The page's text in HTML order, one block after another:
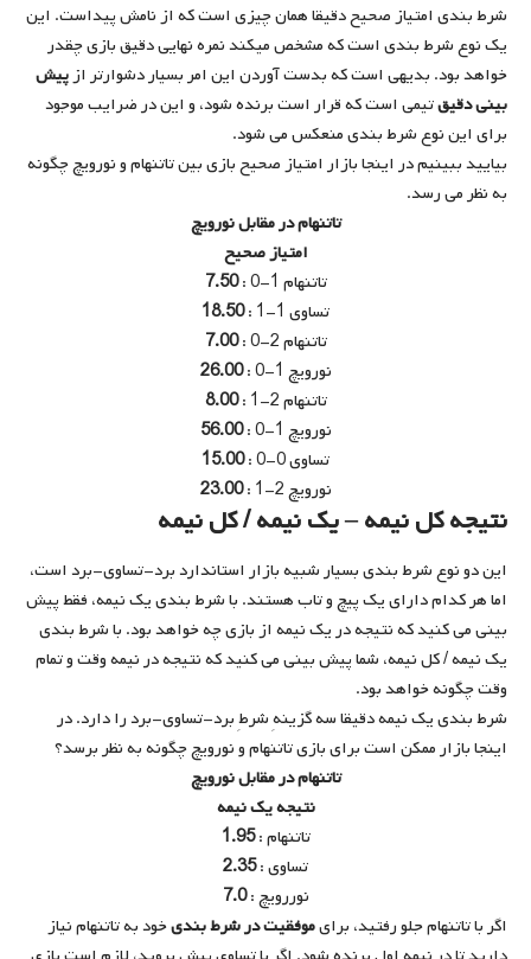
شرط بندی امتیاز صحیح دقیقا همان چیزی است که از نامش پیداست. این
یک نوع شرط بندی است که مشخص میکند نمره نهایی دقیق بازی چقدر
خواهد بود. بدیهی است که بدست آوردن این امر بسیار دشوارتر ازپیش
بینی دقیقتیمی است که قرار است برنده شود، و این در ضرایب موجود
برای این نوع شرط بندی منعکس می شود.
بیایید ببینیم در اینجا بازار امتیاز صحیح بازی بین تاتنهام و نورویچ چگونه
به نظر می رسد.
تاتنهام در مقابل نورویچ
امتیاز صحیح
تاتنهام 1-0 :
7.50
تساوی 1-1 :
18.50
تاتنهام 2-0 :
7.00
نورویچ 1-0 :
26.00
تاتنهام 2-1 :
8.00
نورویچ 1-0 :
56.00
تساوی 0-0 :
15.00
نورویچ 2-1 :
23.00
نتیجه کل نیمه – یک نیمه / کل نیمه
این دو نوع شرط بندی بسیار شبیه بازار استاندارد برد-تساوی-برد است،
اما هر کدام دارای یک پیچ و تاب هستند. با شرط بندی یک نیمه، فقط پیش
بینی می کنید که نتیجه در یک نیمه از بازی چه خواهد بود. با شرط بندی
یک نیمه / کل نیمه، شما پیش بینی می کنید که نتیجه در نیمه وقت و تمام
وقت چگونه خواهد بود.
شرط بندی یک نیمه دقیقا سه گزینهِ شرطِ برد-تساوی-برد را دارد. در
اینجا بازار ممکن است برای بازی تاتنهام و نورویچ چگونه به نظر برسد؟
تاتنهام در مقابل نورویچ
نتیجه یک نیمه
تاتنهام :1.95
تساوی :2.35
نوررویچ :7.0
اگر با تاتنهام جلو رفتید، برایموفقیت در شرط بندیخود به تاتنهام نیاز